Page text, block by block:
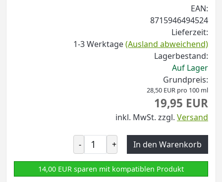
EAN:
8715946494524
Lieferzeit:
1-3 Werktage(Ausland abweichend)
Lagerbestand:
Auf Lager
Grundpreis:
28,50 EUR pro 100 ml
19,95 EUR
inkl. MwSt. zzgl. Versand
- + In den Warenkorb
14,00 EUR sparen mit kompatiblen Produkt